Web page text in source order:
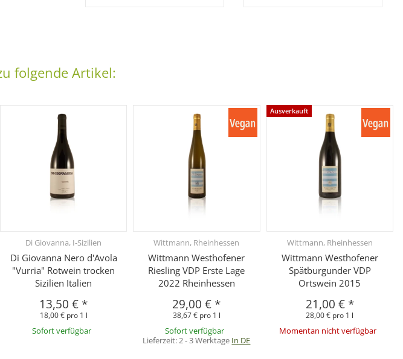
folgende Artikel:
Di Giovanna, I-Sizilien
Di Giovanna Nero d'Avola
"Vurria" Rotwein trocken
Sizilien Italien
13,50 € *
18,00 € pro 1 l
Sofort verfügbar
Wittmann, Rheinhessen
Wittmann Westhofener
Riesling VDP Erste Lage
2022 Rheinhessen
29,00 € *
38,67 € pro 1 l
Sofort verfügbar
Lieferzeit:2 - 3 Werktage In DE
Ausverkauft
Wittmann, Rheinhessen
Wittmann Westhofener
Spätburgunder VDP
Ortswein 2015
21,00 € *
28,00 € pro 1 l
Momentan nicht verfügbar